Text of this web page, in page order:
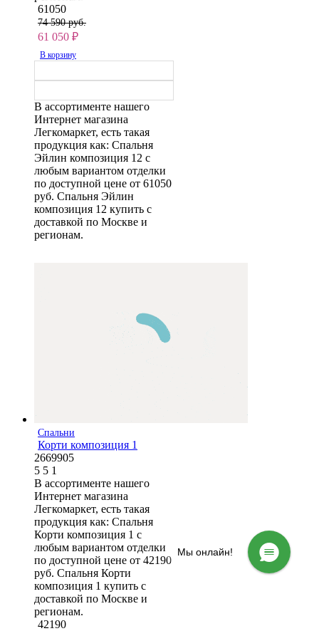
61050
74 590 руб.
61 050 ₽
В корзину
В ассортименте нашего
Интернет магазина
Легкомаркет, есть такая
продукция как: Спальня
Эйлин композиция 12 с
любым вариантом отделки
по доступной цене от 61050
руб. Спальня Эйлин
композиция 12 купить с
доставкой по Москве и
регионам.
Спальни
Корти композиция 1
2669905
5 5 1
В ассортименте нашего
Интернет магазина
Легкомаркет, есть такая
продукция как: Спальня
Корти композиция 1 с
любым вариантом отделки
по доступной цене от 42190
руб. Спальня Корти
композиция 1 купить с
доставкой по Москве и
регионам.
42190
Мы онлайн!